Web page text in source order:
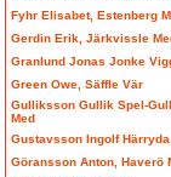
Fyhr Elisabet, Estenberg
Gerdin Erik, Järkvissle
Granlund Jonas Jonke
Green Owe, Säffle Vär
Gulliksson Gullik Spel-
Med
Gustavsson Ingolf
Göransson Anton, Haverö